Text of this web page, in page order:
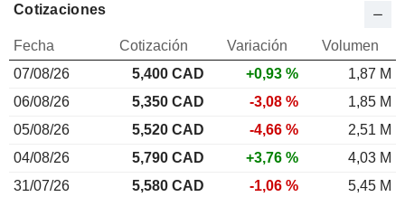
Cotizaciones
Fecha Cotización Variación
Volumen
07/08/26
5,400 CAD +0,93 %
1,87 M
06/08/26
5,350 CAD -3,08 %
1,85 M
05/08/26
5,520 CAD -4,66 %
2,51 M
04/08/26
5,790 CAD +3,76 %
4,03 M
31/07/26
5,580 CAD -1,06 % 5,45 M